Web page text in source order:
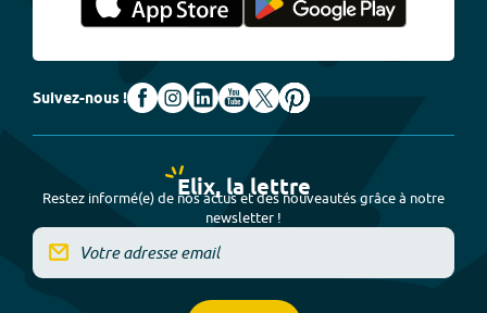
Suivez-nous !
Elix, la lettre
Restez informé(e) de nos actus et des nouveautés grâce à notre
newsletter !